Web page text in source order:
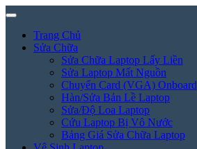
Trang Chủ
Sửa Chữa
Sửa Chữa Laptop Lấy Liền
Sửa Laptop Mất Nguồn
Chuyển Card (VGA) Onboard
Hàn/Sửa Bản Lề Laptop
Sửa/Độ Loa Laptop
Cứu Laptop Bị Vô Nước
Bảng Giá Sửa Chữa Laptop